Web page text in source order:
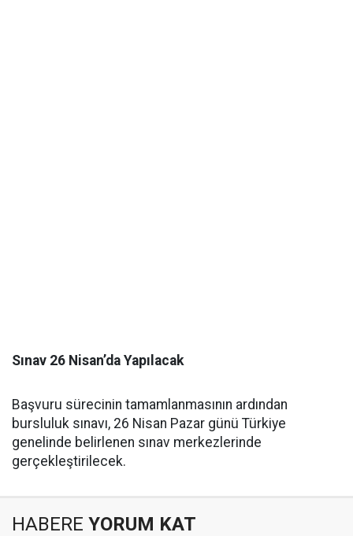
Sınav 26 Nisan’da Yapılacak
Başvuru sürecinin tamamlanmasının ardından
bursluluk sınavı, 26 Nisan Pazar günü Türkiye
genelinde belirlenen sınav merkezlerinde
gerçekleştirilecek.
HABERE YORUM KAT